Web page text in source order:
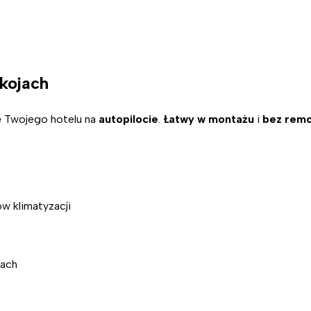
Twojego hotelu na autopilocie. Łatwy w montażu i bez
klimatyzacji